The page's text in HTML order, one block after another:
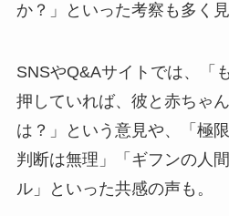
か？」といった考察も多く見
SNSやQ&Aサイトでは、「
押していれば、彼と赤ちゃ
は？」という意見や、「極
判断は無理」「ギフンの人
ル」といった共感の声も。